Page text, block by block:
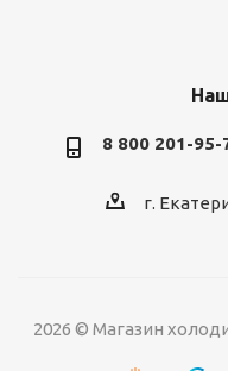
8 800 201-95-
г.
2026 © Магазин